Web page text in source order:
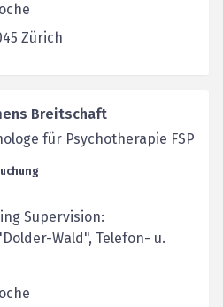
Zürich
Breitschaft
für Psychotherapie FSP
Supervision:
Wald", Telefon- u.